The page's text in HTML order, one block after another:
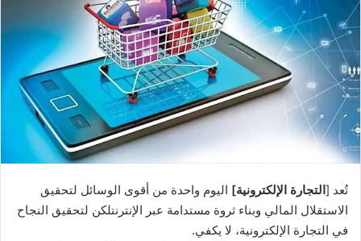
تُعد [التجارة الإلكترونية] اليوم واحدة من أقوى الوسائل لتحقيق
الاستقلال المالي وبناء ثروة مستدامة عبر الإنترنتلكن لتحقيق النجاح
في التجارة الإلكترونية، لا يكفي.